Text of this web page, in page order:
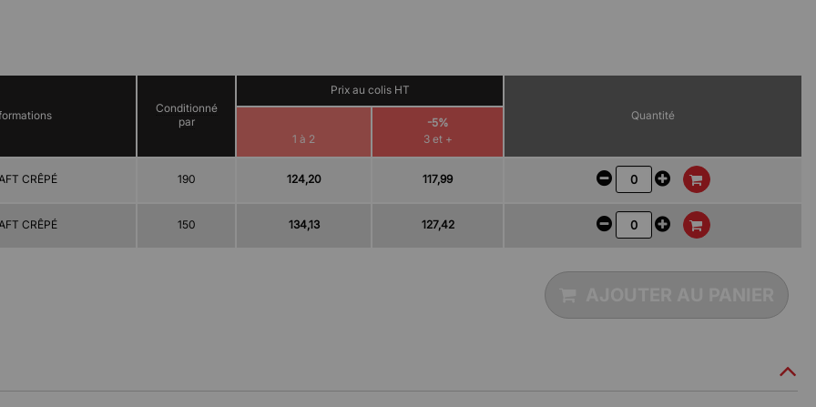
Conditionné
par
Prix au colis HT
Quantité
1 à 2
-5%
3 et +
CRÊPÉ 190 124,20 117,99
CRÊPÉ 150 134,13 127,42